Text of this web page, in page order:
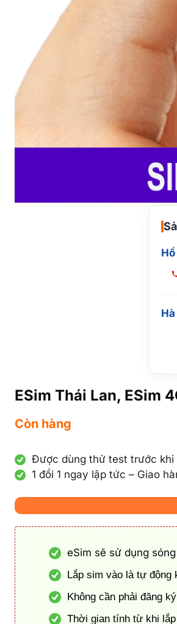
ESim Thái Lan, ESim
Còn hàng
Được dùng thử test trước khi
1 đổi 1 ngay lập tức – Giao
eSim sẽ sử dụng sóng
Lắp sim vào là tự động
Không cần phải đăng
Thời gian tính từ khi